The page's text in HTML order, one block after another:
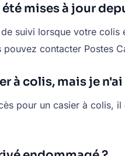
mises à jour
suivi lorsque votre
contacter Postes
à colis, mais je
pour un casier à colis,